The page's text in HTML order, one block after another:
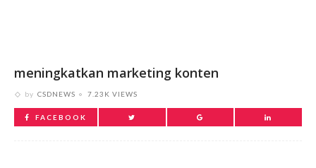
meningkatkan marketing konten
by CSDNEWS 7.23K VIEWS
FACEBOOK